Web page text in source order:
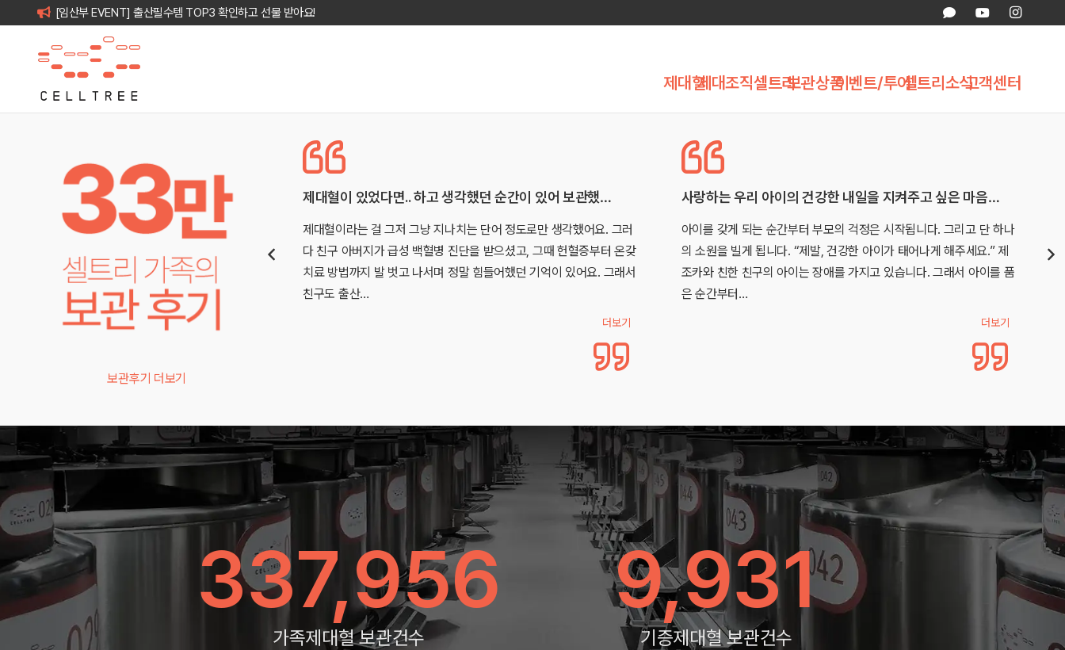
[임산부 EVENT] 출산필수템 TOP3 확인하고 선물 받아요!
제대혈제대조직셀트리보관상품이벤트/투어셀트리소식고객센터
보관후기 더보기
제대혈이 있었다면.. 하고 생각했던 순간이 있어 보관했…
제대혈이라는 걸 그저 그냥 지나치는 단어 정도로만 생각했어요. 그러
다 친구 아버지가 급성 백혈병 진단을 받으셨고, 그때 헌혈증부터 온갖
치료 방법까지 발 벗고 나서며 정말 힘들어했던 기억이 있어요. 그래서
친구도 출산…
사랑하는 우리 아이의 건강한 내일을 지켜주고 싶은 마음…
아이를 갖게 되는 순간부터 부모의 걱정은 시작됩니다. 그리고 단 하나
의 소원을 빌게 됩니다. “제발, 건강한 아이가 태어나게 해주세요.” 제
조카와 친한 친구의 아이는 장애를 가지고 있습니다. 그래서 아이를 품
첫째때 경황이 없어 못한 제대혈, 둘째는 보관했습
첫째때는 비예기항체 이슈로 급하게 병원을 옮기느라 경
담만 받고 채취까진 진행하지 못해서 아쉬웟습니다…ㅠㅠ
많은 고민 끝에 애기아빠랑 제대혈 보관결정 햇는데요..
337,956
가족제대혈 보관건수
9,931
기증제대혈 보관건수